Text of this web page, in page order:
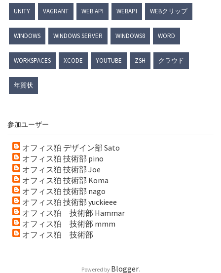
UNITY VAGRANT WEB API WEBAPI WEBクリップ
WINDOWS WINDOWS SERVER WINDOWS8 WORD
WORKSPACES XCODE YOUTUBE ZSH クラウド
年賀状
参加ユーザー
オフィス狛 デザイン部 Sato
オフィス狛 技術部 pino
オフィス狛 技術部 Joe
オフィス狛 技術部 Koma
オフィス狛 技術部 nago
オフィス狛 技術部 yuckieee
オフィス狛 技術部 Hammar
オフィス狛 技術部 mmm
オフィス狛 技術部
Powered by Blogger.